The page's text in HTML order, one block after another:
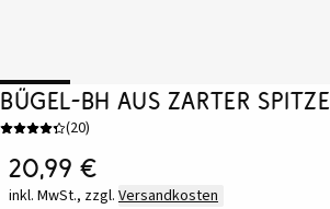
Bügel-BH aus zarter Spitze
(20)
20,99 €
inkl. MwSt., zzgl. Versandkosten